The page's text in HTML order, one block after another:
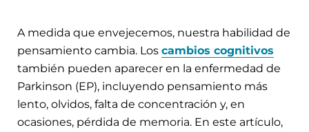
A medida que envejecemos, nuestra habilidad de
pensamiento cambia. Los cambios cognitivos
también pueden aparecer en la enfermedad de
Parkinson (EP), incluyendo pensamiento más
lento, olvidos, falta de concentración y, en
ocasiones, pérdida de memoria. En este artículo,